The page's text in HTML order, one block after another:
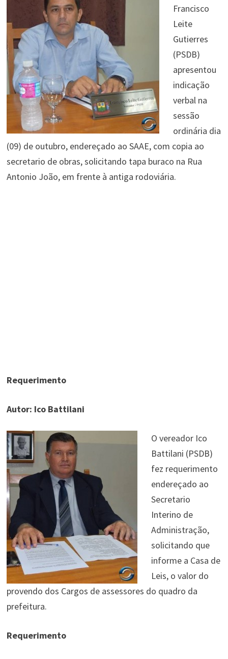
Francisco
Leite
Gutierres
(PSDB)
apresentou
indicação
verbal na
sessão
ordinária dia
(09) de outubro, endereçado ao SAAE, com copia ao
secretario de obras, solicitando tapa buraco na Rua
Antonio João, em frente à antiga rodoviária.
Requerimento
Autor: Ico Battilani
O vereador Ico
Battilani (PSDB)
fez requerimento
endereçado ao
Secretario
Interino de
Administração,
solicitando que
informe a Casa de
Leis, o valor do
provendo dos Cargos de assessores do quadro da
prefeitura.
Requerimento